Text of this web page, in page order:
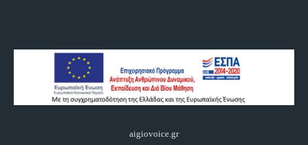
aigiovoice.gr